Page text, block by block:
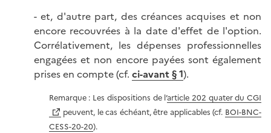
- et, d'autre part, des créances acquises et non
encore recouvrées à la date d'effet de l'option.
Corrélativement, les dépenses professionnelles
engagées et non encore payées sont également
prises en compte (cf. ci-avant § 1).
Remarque : Les dispositions de l’article 202 quater du CGI
peuvent, le cas échéant, être applicables (cf. BOI-BNC-
CESS-20-20).